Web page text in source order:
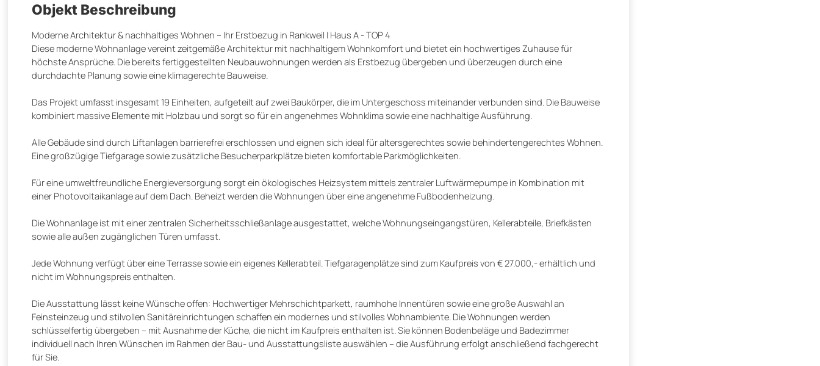
Objekt Beschreibung
Moderne Architektur & nachhaltiges Wohnen – Ihr Erstbezug in Rankweil | Haus A - TOP 4
Diese moderne Wohnanlage vereint zeitgemäße Architektur mit nachhaltigem Wohnkomfort und bietet ein hochwertiges Zuhause für
höchste Ansprüche. Die bereits fertiggestellten Neubauwohnungen werden als Erstbezug übergeben und überzeugen durch eine
durchdachte Planung sowie eine klimagerechte Bauweise.
Das Projekt umfasst insgesamt 19 Einheiten, aufgeteilt auf zwei Baukörper, die im Untergeschoss miteinander verbunden sind. Die Bauweise
kombiniert massive Elemente mit Holzbau und sorgt so für ein angenehmes Wohnklima sowie eine nachhaltige Ausführung.
Alle Gebäude sind durch Liftanlagen barrierefrei erschlossen und eignen sich ideal für altersgerechtes sowie behindertengerechtes Wohnen.
Eine großzügige Tiefgarage sowie zusätzliche Besucherparkplätze bieten komfortable Parkmöglichkeiten.
Für eine umweltfreundliche Energieversorgung sorgt ein ökologisches Heizsystem mittels zentraler Luftwärmepumpe in Kombination mit
einer Photovoltaikanlage auf dem Dach. Beheizt werden die Wohnungen über eine angenehme Fußbodenheizung.
Die Wohnanlage ist mit einer zentralen Sicherheitsschließanlage ausgestattet, welche Wohnungseingangstüren, Kellerabteile, Briefkästen
sowie alle außen zugänglichen Türen umfasst.
Jede Wohnung verfügt über eine Terrasse sowie ein eigenes Kellerabteil. Tiefgaragenplätze sind zum Kaufpreis von € 27.000,- erhältlich und
nicht im Wohnungspreis enthalten.
Die Ausstattung lässt keine Wünsche offen: Hochwertiger Mehrschichtparkett, raumhohe Innentüren sowie eine große Auswahl an
Feinsteinzeug und stilvollen Sanitäreinrichtungen schaffen ein modernes und stilvolles Wohnambiente. Die Wohnungen werden
schlüsselfertig übergeben – mit Ausnahme der Küche, die nicht im Kaufpreis enthalten ist. Sie können Bodenbeläge und Badezimmer
individuell nach Ihren Wünschen im Rahmen der Bau- und Ausstattungsliste auswählen – die Ausführung erfolgt anschließend fachgerecht
für Sie.